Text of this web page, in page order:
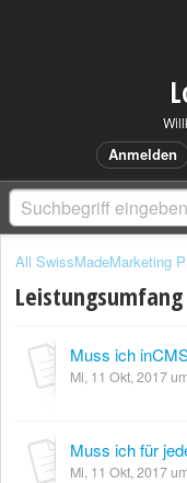
Anmelden
All SwissMadeMarketing
Leistungsumfang
Mi, 11 Okt, 2017
Mi, 11 Okt, 2017